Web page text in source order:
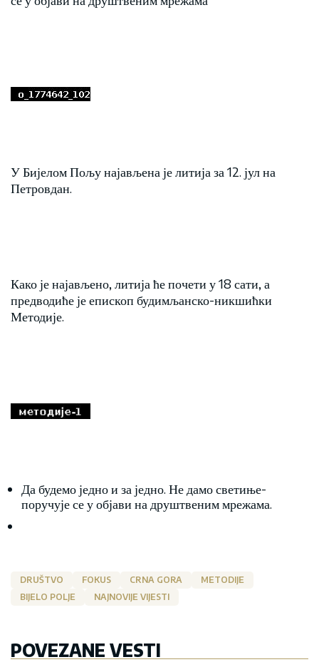
У Бијелом Пољу најављена је литија за 12. јул на
Петровдан.
Како је најављено, литија ће почети у 18 сати, а
предводиће је епископ будимљанско-никшићки
Методије.
Да будемо једно и за једно. Не дамо светиње-
поручује се у објави на друштвеним мрежама.
DRUŠTVO FOKUS CRNA GORA
METODIJE
BIJELO POLJE
NAJNOVIJE VIJESTI
POVEZANE VESTI